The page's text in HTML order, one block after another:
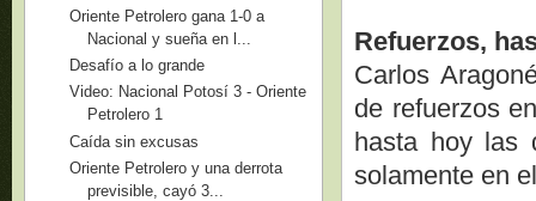
Refuerzos,
Carlos
de refuerzos
hasta hoy las
solamente en
Oriente Petrolero gana 1-0 a
Nacional y sueña en l...
Desafío a lo grande
Video: Nacional Potosí 3 - Oriente
Petrolero 1
Caída sin excusas
Oriente Petrolero y una derrota
previsible, cayó 3...